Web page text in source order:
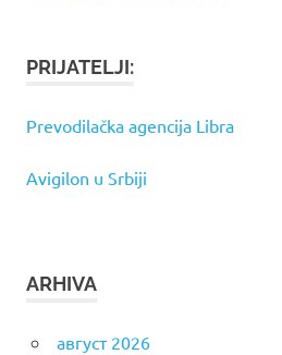
PRIJATELJI:
Prevodilačka agencija Libra
Avigilon u Srbiji
ARHIVA
август 2026